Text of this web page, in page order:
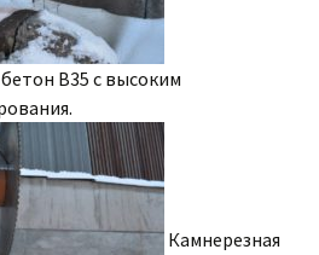
B35 с высоким
Камнерезная